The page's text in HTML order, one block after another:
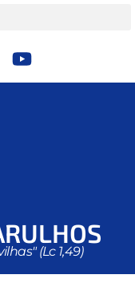
(Lc 1,49)